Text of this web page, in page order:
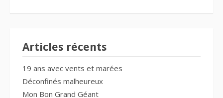
Articles récents
19 ans avec vents et marées
Déconfinés malheureux
Mon Bon Grand Géant